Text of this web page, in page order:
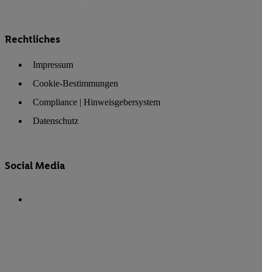
Rechtliches
Impressum
Cookie-Bestimmungen
Compliance | Hinweisgebersystem
Datenschutz
Social Media